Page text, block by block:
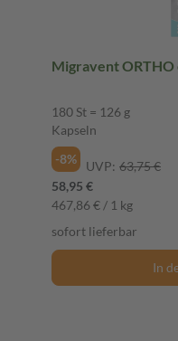
180 St = 126 g
Kapseln
-8%
UVP: 63,75 €
58,95 €
467,86 € / 1 kg
sofort lieferbar
In